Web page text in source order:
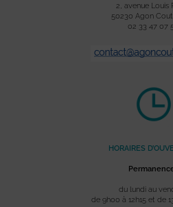
2, avenue Louis
50230 Agon
02 33 47 07
HORAIRES
du lundi au
de 9h00 à 12h15 et de